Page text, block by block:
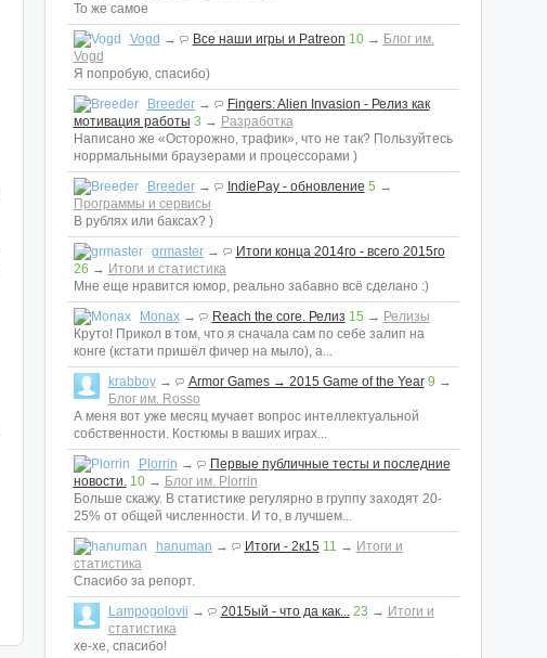
То же самое
Vogd → Все наши игры и Patreon 10→ Блог им.
Vogd
Я попробую, спасибо)
Breeder→
Fingers: Alien Invasion - Релиз как
мотивация работы 3 → Разработка
Написано же «Осторожно, трафик», что не так? Пользуйтесь
норрмальными браузерами и процессорами )
Breeder→ IndiePay - обновление 5 →
Программы и сервисы
В рублях или баксах? )
grmaster→
Итоги конца 2014го - всего 2015го
26 → Итоги и статистика
Мне еще нравится юмор, реально забавно всё сделано :)
Monax→ Reach the core. Релиз 15 → Релизы
Круто! Прикол в том, что я сначала сам по себе залип на
конге (кстати пришёл фичер на мыло), а...
krabboy→ Armor Games → 2015 Game of the Year 9 →
Блог им. Rosso
А меня вот уже месяц мучает вопрос интеллектуальной
собственности. Костюмы в ваших играх...
Plorrin →
Первые публичные тесты и последние
новости. 10→ Блог им. Plorrin
Больше скажу. В статистике регулярно в группу заходят 20-
25% от общей численности. И то, в лучшем...
hanuman → Итоги - 2к15 11 → Итоги и
статистика
Спасибо за репорт.
Lampogolovii → 2015ый - что да как... 23 → Итоги и
статистика
хе-хе, спасибо!